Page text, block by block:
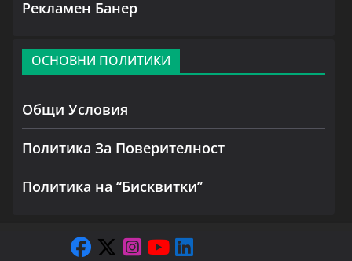
Рекламен Банер
ОСНОВНИ ПОЛИТИКИ
Общи Условия
Политика За Поверителност
Политика на “Бисквитки”